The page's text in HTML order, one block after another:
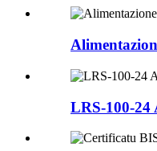
LRS-100-24